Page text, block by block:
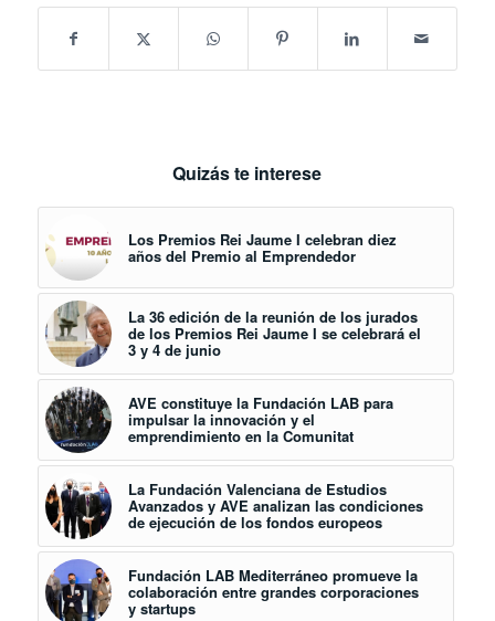
Quizás te interese
Los Premios Rei Jaume I celebran diez
años del Premio al Emprendedor
La 36 edición de la reunión de los jurados
de los Premios Rei Jaume I se celebrará el
3 y 4 de junio
AVE constituye la Fundación LAB para
impulsar la innovación y el
emprendimiento en la Comunitat
La Fundación Valenciana de Estudios
Avanzados y AVE analizan las condiciones
de ejecución de los fondos europeos
Fundación LAB Mediterráneo promueve la
colaboración entre grandes corporaciones
y startups